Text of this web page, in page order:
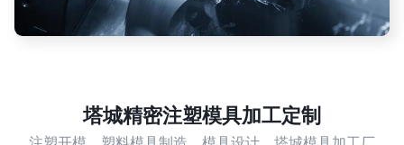
塔城精密注塑模具加工定制